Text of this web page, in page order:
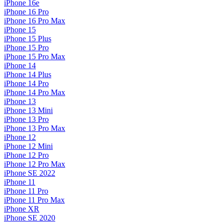
iPhone 16e
iPhone 16 Pro
iPhone 16 Pro Max
iPhone 15
iPhone 15 Plus
iPhone 15 Pro
iPhone 15 Pro Max
iPhone 14
iPhone 14 Plus
iPhone 14 Pro
iPhone 14 Pro Max
iPhone 13
iPhone 13 Mini
iPhone 13 Pro
iPhone 13 Pro Max
iPhone 12
iPhone 12 Mini
iPhone 12 Pro
iPhone 12 Pro Max
iPhone SE 2022
iPhone 11
iPhone 11 Pro
iPhone 11 Pro Max
iPhone XR
iPhone SE 2020